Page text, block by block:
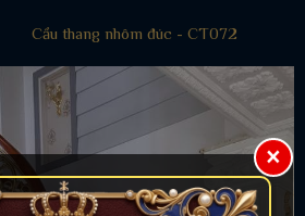
Cầu thang nhôm đúc - CT072
×